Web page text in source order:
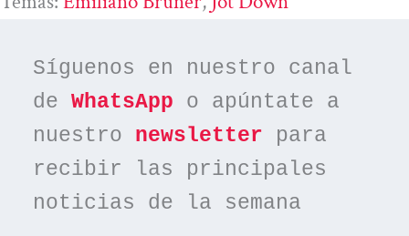
Síguenos en nuestro canal
de WhatsApp o apúntate a
nuestro newsletter para
recibir las principales
noticias de la semana